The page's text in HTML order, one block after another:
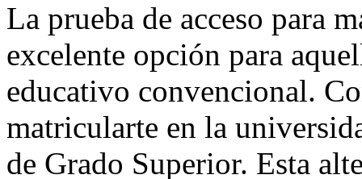
La prueba de acceso para
excelente opción para
educativo convencional.
matricularte en la
de Grado Superior. Esta